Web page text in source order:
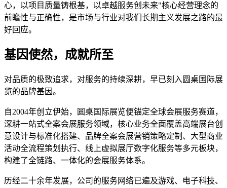
心，以项目质量铸根基，以卓越服务创未来"核心经营理念的
前瞻性与正确性，是市场与行业对我们长期主义发展之路的最
好回应。
基因使然，成就所至
对品质的极致追求，对服务的持续深耕，早已刻入圆桌国际展
览的品牌基因。
自2004年创立伊始，圆桌国际展览便锚定全球会展服务赛道，
深耕一站式全案会展服务领域，核心业务全面覆盖高端展台创
意设计与标准化搭建、品牌全案会展营销策略定制、大型商业
活动全流程策划执行、线上虚拟展厅数字化服务等多元板块，
构建了全链路、一体化的会展服务体系。
历经二十余年发展，公司的服务网络已遍及游戏、电子科技、